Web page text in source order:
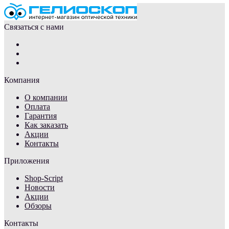
Связаться с нами
Компания
О компании
Оплата
Гарантия
Как заказать
Акции
Контакты
Приложения
Shop-Script
Новости
Акции
Обзоры
Контакты